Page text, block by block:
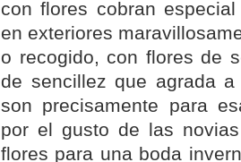
con flores cobran
en exteriores
o recogido, con flores de
de sencillez que agrada
son precisamente para
por el gusto de las
flores para una boda